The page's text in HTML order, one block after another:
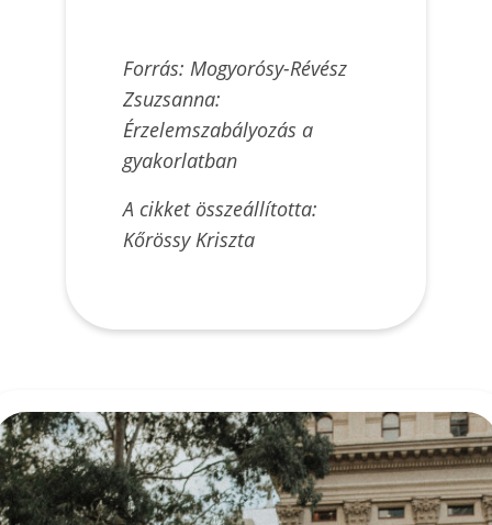
Forrás: Mogyorósy-Révész
Zsuzsanna:
Érzelemszabályozás a
gyakorlatban
A cikket összeállította:
Kőrössy Kriszta